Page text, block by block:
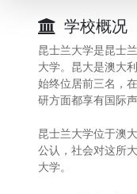
学校概况
昆士兰大学是昆士
大学。昆大是澳大
始终位居前三名，
研方面都享有国际声
昆士兰大学位于澳
公认，社会对这所
大学。